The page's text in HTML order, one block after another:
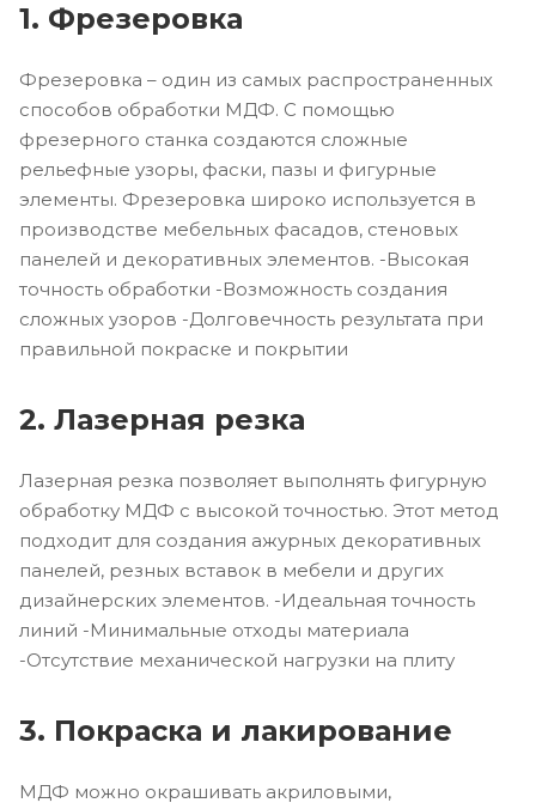
1. Фрезеровка
Фрезеровка – один из самых распространенных
способов обработки МДФ. С помощью
фрезерного станка создаются сложные
рельефные узоры, фаски, пазы и фигурные
элементы. Фрезеровка широко используется в
производстве мебельных фасадов, стеновых
панелей и декоративных элементов. -Высокая
точность обработки -Возможность создания
сложных узоров -Долговечность результата при
правильной покраске и покрытии
2. Лазерная резка
Лазерная резка позволяет выполнять фигурную
обработку МДФ с высокой точностью. Этот метод
подходит для создания ажурных декоративных
панелей, резных вставок в мебели и других
дизайнерских элементов. -Идеальная точность
линий -Минимальные отходы материала
-Отсутствие механической нагрузки на плиту
3. Покраска и лакирование
МДФ можно окрашивать акриловыми,